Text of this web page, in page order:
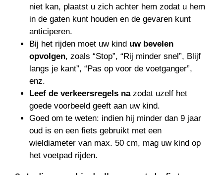
niet kan, plaatst u zich achter hem zodat u hem
in de gaten kunt houden en de gevaren kunt
anticiperen.
Bij het rijden moet uw kind uw bevelen
opvolgen, zoals “Stop”, “Rij minder snel”, Blijf
langs je kant”, “Pas op voor de voetganger”,
enz.
Leef de verkeersregels nazodat uzelf het
goede voorbeeld geeft aan uw kind.
Goed om te weten: indien hij minder dan 9 jaar
oud is en een fiets gebruikt met een
wieldiameter van max. 50 cm, mag uw kind op
het voetpad rijden.